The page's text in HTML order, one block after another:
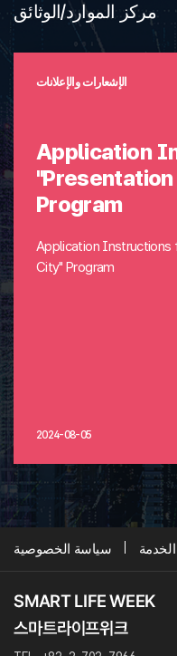
الإشعارات والإعلانات
Application
Program
Application Instructions
City" Program
2024-08-05
مركز الموارد/الوثائق
سياسة الخصوصية